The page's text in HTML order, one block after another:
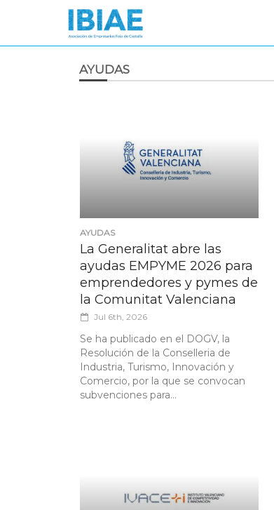
AYUDAS
AYUDAS
La Generalitat abre las
ayudas EMPYME 2026 para
emprendedores y pymes de
la Comunitat Valenciana
Jul 6th, 2026
Se ha publicado en el DOGV, la
Resolución de la Conselleria de
Industria, Turismo, Innovación y
Comercio, por la que se convocan
subvenciones para...